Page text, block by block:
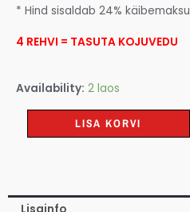
* Hind sisaldab 24% käibemaksu
4 REHVI = TASUTA KOJUVEDU
Availability: 2 laos
LISA KORVI